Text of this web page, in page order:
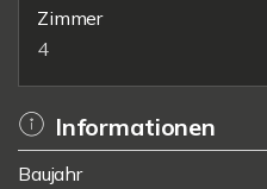
Zimmer
4
Informationen
Baujahr